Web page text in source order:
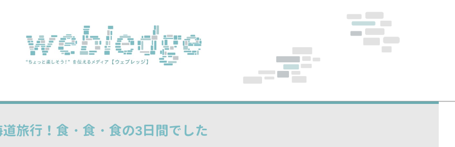
旅行！食・食・食の3日間でした